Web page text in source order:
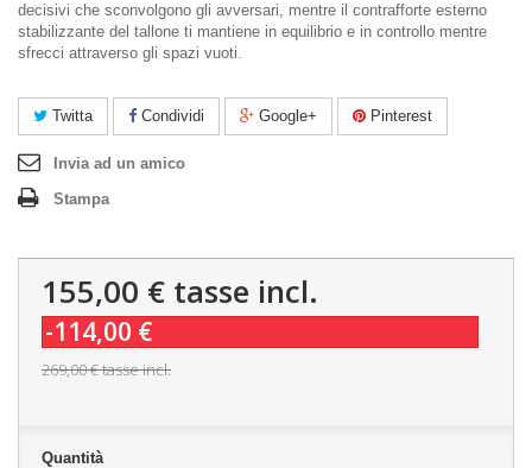
decisivi che sconvolgono gli avversari, mentre il contrafforte esterno
stabilizzante del tallone ti mantiene in equilibrio e in controllo mentre
sfrecci attraverso gli spazi vuoti.
Twitta Condividi Google+ Pinterest
Invia ad un amico
Stampa
155,00 € tasse incl.
-114,00 €
269,00 €tasse incl.
Quantità